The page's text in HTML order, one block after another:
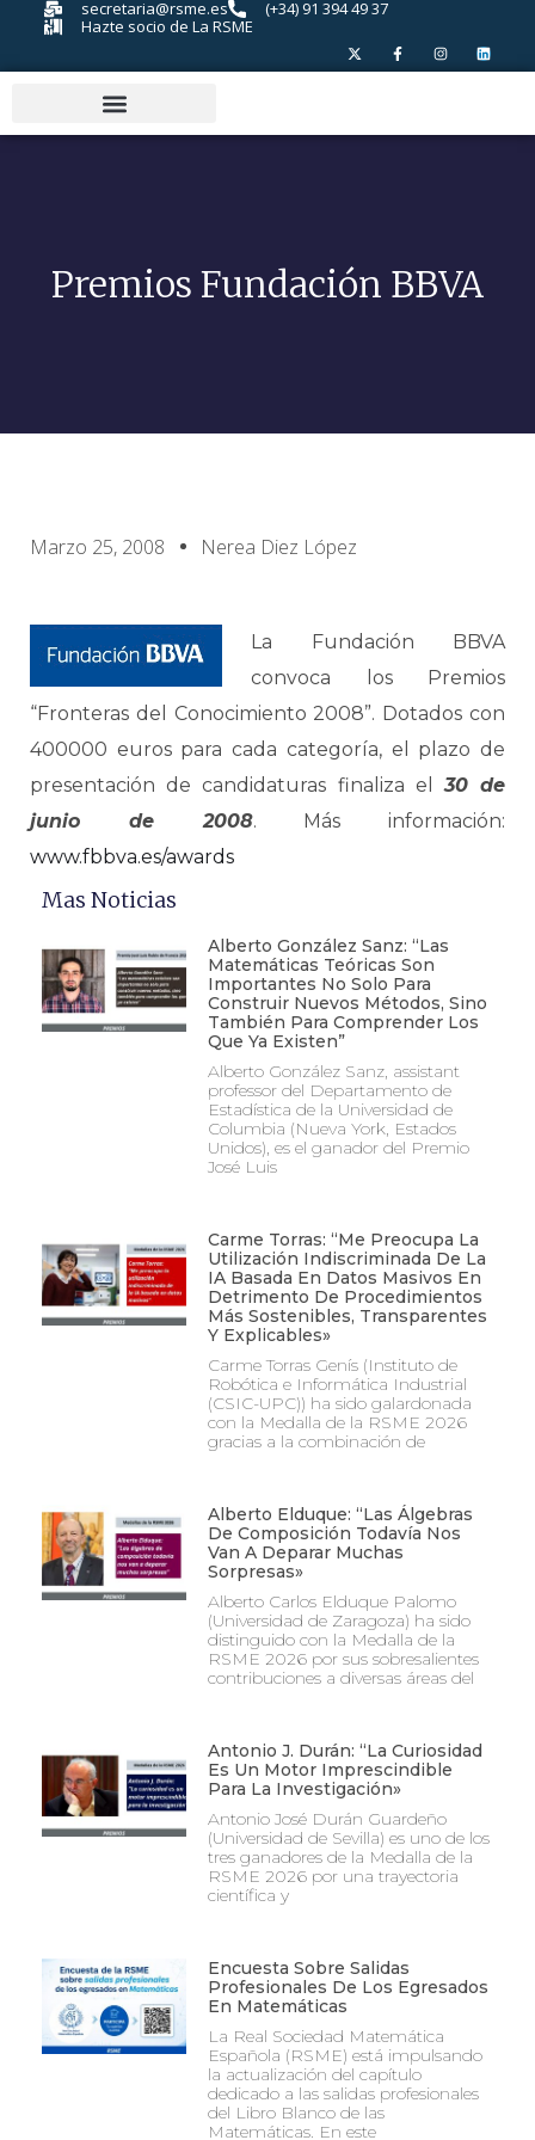
secretaria@rsme.es
(+34) 91 394 49 37
Hazte socio de La RSME
Premios Fundación BBVA
Marzo 25, 2008 Nerea Diez López
La Fundación BBVA
convoca los Premios
“Fronteras del Conocimiento 2008”. Dotados con
400000 euros para cada categoría, el plazo de
presentación de candidaturas finaliza el30 de
junio de 2008. Más información:
www.fbbva.es/awards
Mas Noticias
Alberto González Sanz: “Las
Matemáticas Teóricas Son
Importantes No Solo Para
Construir Nuevos Métodos, Sino
También Para Comprender Los
Que Ya Existen”
Alberto González Sanz, assistant
professor del Departamento de
Estadística de la Universidad de
Columbia (Nueva York, Estados
Unidos), es el ganador del Premio
José Luis
Carme Torras: “Me Preocupa La
Utilización Indiscriminada De La
IA Basada En Datos Masivos En
Detrimento De Procedimientos
Más Sostenibles, Transparentes
Y Explicables»
Carme Torras Genís (Instituto de
Robótica e Informática Industrial
(CSIC-UPC)) ha sido galardonada
con la Medalla de la RSME 2026
gracias a la combinación de
Alberto Elduque: “Las Álgebras
De Composición Todavía Nos
Van A Deparar Muchas
Sorpresas»
Alberto Carlos Elduque Palomo
(Universidad de Zaragoza) ha sido
distinguido con la Medalla de la
RSME 2026 por sus sobresalientes
contribuciones a diversas áreas del
Antonio J. Durán: “La Curiosidad
Es Un Motor Imprescindible
Para La Investigación»
Antonio José Durán Guardeño
(Universidad de Sevilla) es uno de los
tres ganadores de la Medalla de la
RSME 2026 por una trayectoria
científica y
Encuesta Sobre Salidas
Profesionales De Los Egresados
En Matemáticas
La Real Sociedad Matemática
Española (RSME) está impulsando
la actualización del capítulo
dedicado a las salidas profesionales
del Libro Blanco de las
Matemáticas. En este